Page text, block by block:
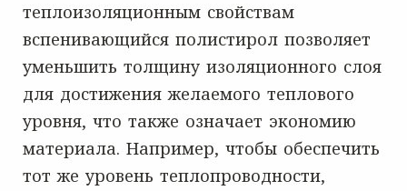
теплоизоляционным свойствам
вспенивающийся полистирол позволяет
уменьшить толщину изоляционного слоя
для достижения желаемого теплового
уровня, что также означает экономию
материала. Например, чтобы обеспечить
тот же уровень теплопроводности,